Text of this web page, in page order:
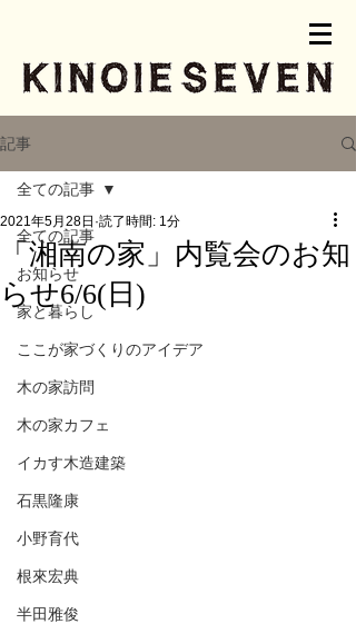
記事
全ての記事
お知らせ
家と暮らし
ここが家づくりのアイデア
木の家訪問
木の家カフェ
イカす木造建築
石黒隆康
小野育代
根來宏典
半田雅俊
全ての記事
「湘南の家」内覧会のお知
らせ6/6(日)
2021年5月28日 読了時間: 1分